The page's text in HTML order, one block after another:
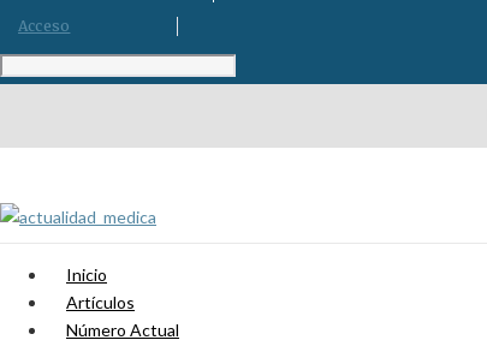
Acceso
Inicio
Artículos
Número Actual